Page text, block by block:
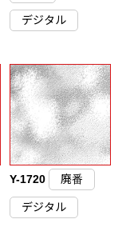
デジタル
Y-1720 廃番
デジタル